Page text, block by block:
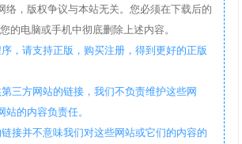
络，版权争议与本站无关。您必须在下载后的
的电脑或手机中彻底删除上述内容。
，请支持正版，购买注册，得到更好的正版
三方网站的链接，我们不负责维护这些网
的内容负责任。
接并不意味我们对这些网站或它们的内容的